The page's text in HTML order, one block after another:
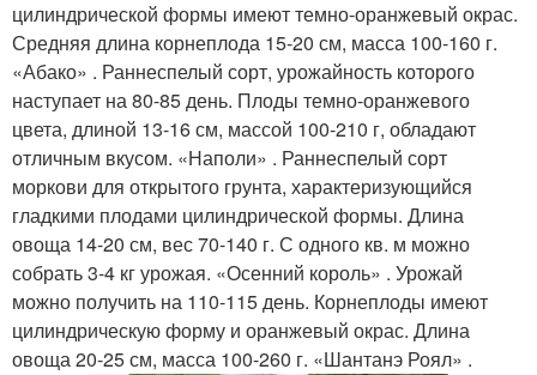
цилиндрической формы имеют темно-оранжевый окрас.
Средняя длина корнеплода 15-20 см, масса 100-160 г.
«Абако» . Раннеспелый сорт, урожайность которого
наступает на 80-85 день. Плоды темно-оранжевого
цвета, длиной 13-16 см, массой 100-210 г, обладают
отличным вкусом. «Наполи» . Раннеспелый сорт
моркови для открытого грунта, характеризующийся
гладкими плодами цилиндрической формы. Длина
овоща 14-20 см, вес 70-140 г. С одного кв. м можно
собрать 3-4 кг урожая. «Осенний король» . Урожай
можно получить на 110-115 день. Корнеплоды имеют
цилиндрическую форму и оранжевый окрас. Длина
овоща 20-25 см, масса 100-260 г. «Шантанэ Роял» .